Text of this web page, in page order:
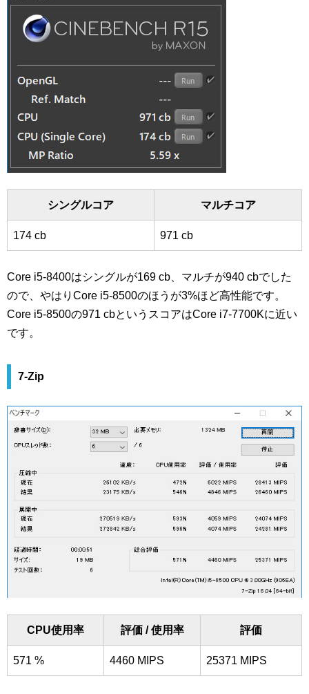
シングルコア マルチコア
174 cb 971 cb
Core i5-8400はシングルが169 cb、マルチが940 cbでした
ので、やはりCore i5-8500のほうが3%ほど高性能です。
Core i5-8500の971 cbというスコアはCore i7-7700Kに近い
です。
7-Zip
CPU使用率 評価 / 使用率 評価
571 % 4460 MIPS 25371 MIPS